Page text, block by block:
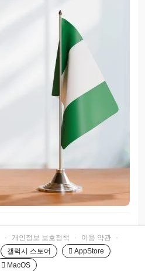
· 개인정보 보호정책 · 이용 약관
·
갤럭시 스토어
 AppStore
 MacOS